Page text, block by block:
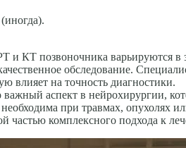
КТ позвоночника варьируются в
обследование.
влияет на точность диагностики.
аспект в нейрохирургии,
при травмах, опухолях
частью комплексного подхода к